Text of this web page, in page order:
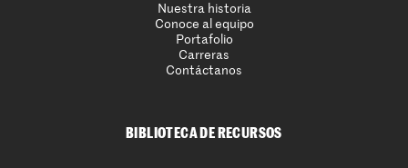
Nuestra historia
Conoce al equipo
Portafolio
Carreras
Contáctanos
BIBLIOTECA DE RECURSOS